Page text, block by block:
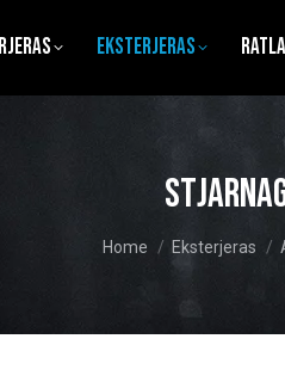
Eksterjeras
You are here:
Home Eksterjeras